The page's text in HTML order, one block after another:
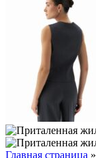
Главная страница »